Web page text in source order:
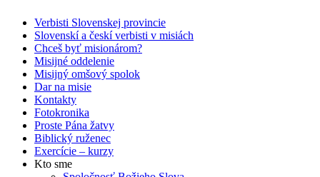
Verbisti Slovenskej provincie
Slovenskí a českí verbisti v misiách
Chceš byť misionárom?
Misijné oddelenie
Misijný omšový spolok
Dar na misie
Kontakty
Fotokronika
Proste Pána žatvy
Biblický ruženec
Exercície – kurzy
Kto sme